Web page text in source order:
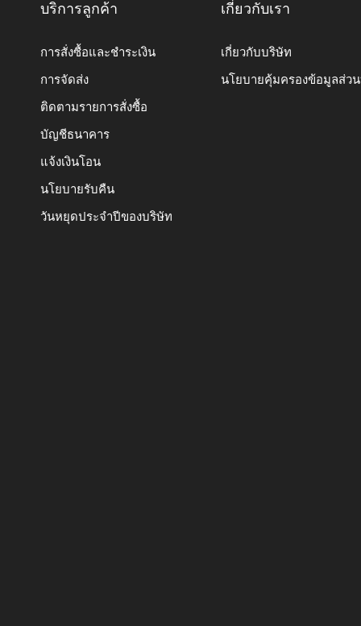
บริการลูกค้า
การสั่งซื้อและชำระเงิน
การจัดส่ง
ติดตามรายการสั่งซื้อ
บัญชีธนาคาร
แจ้งเงินโอน
นโยบายรับคืน
วันหยุดประจำปีของบริษัท
เกี่ยวกับเรา
เกี่ยวกับบริษัท
นโยบายคุ้มครองข้อมูลส่ว